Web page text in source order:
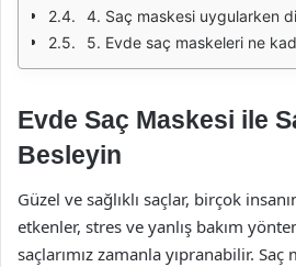
4. Saç maskesi uygularken dikkat
5. Evde saç maskeleri ne
Evde Saç Maskesi ile
Besleyin
Güzel ve sağlıklı saçlar, birçok
etkenler, stres ve yanlış bakım
saçlarımız zamanla yıpranabilir. Saç